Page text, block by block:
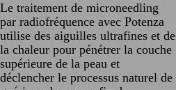
Le traitement de microneedling
par radiofréquence avec Potenza
utilise des aiguilles ultrafines et de
la chaleur pour pénétrer la couche
supérieure de la peau et
déclencher le processus naturel de